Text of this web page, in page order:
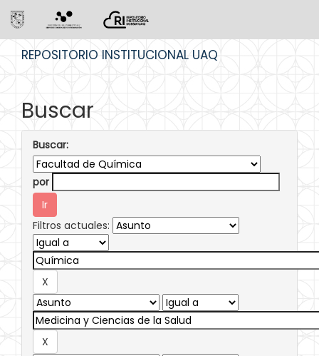
REPOSITORIO INSTITUCIONAL UAQ
Buscar
Buscar:
por
Filtros actuales: